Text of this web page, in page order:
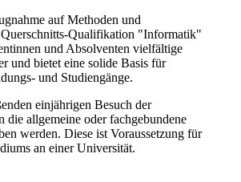
auf Methoden und
Querschnitts-Qualifikation "Informatik"
und Absolventen vielfältige
und bietet eine solide Basis für
und Studiengänge.
einjährigen Besuch der
die allgemeine oder fachgebundene
werden. Diese ist Voraussetzung für
an einer Universität.